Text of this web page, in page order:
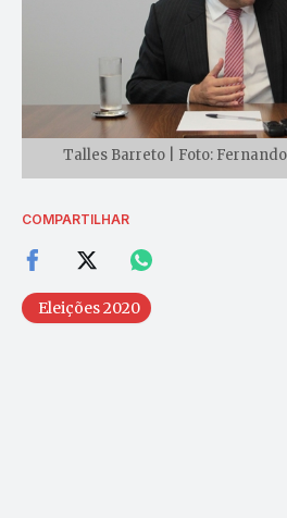
Talles Barreto | Foto:
COMPARTILHAR
Eleições 2020